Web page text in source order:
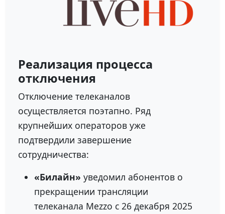
Реализация процесса
отключения
Отключение телеканалов
осуществляется поэтапно. Ряд
крупнейших операторов уже
подтвердили завершение
сотрудничества:
«Билайн» уведомил абонентов о
прекращении трансляции
телеканала Mezzo с 26 декабря 2025